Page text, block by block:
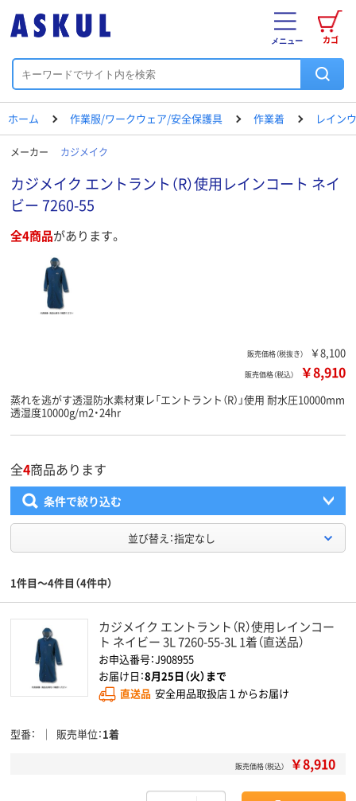
カゴ
メニュー
ホーム 作業服/ワークウェア/安全保護具 作業着 レイン
メーカー カジメイク
カジメイク エントラント（R）使用レインコート ネイ
ビー 7260-55
全4商品があります。
販売価格（税抜き） ￥8,100
販売価格（税込） ￥8,910
蒸れを逃がす透湿防水素材東レ「エントラント（R）」使用 耐水圧10000mm
透湿度10000g/m2・24hr
全4商品あります
条件で絞り込む
並び替え：指定なし
1件目～4件目（4件中）
カジメイク エントラント（R）使用レインコー
ト ネイビー 3L 7260-55-3L 1着（直送品）
お申込番号：J908955
お届け日：8月25日（火）まで
直送品 安全用品取扱店１からお届け
型番 販売単位 1着
販売価格（税込） ￥8,910